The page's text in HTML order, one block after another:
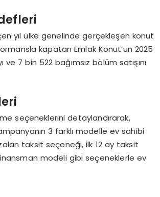
yıl ülke genelinde gerçekleşen konut
kapatan Emlak Konut’un 2025
7 bin 522 bağımsız bölüm satışını
seçeneklerini detaylandırarak,
3 farklı modelle ev sahibi
taksit seçeneği, ilk 12 ay taksit
modeli gibi seçeneklerle ev